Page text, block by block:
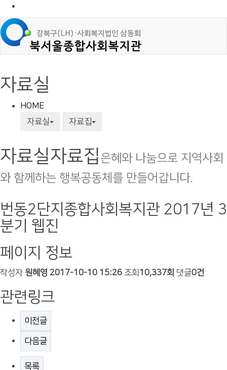
자료실
HOME
자료실
자료집
자료실자료집은혜와 나눔으로 지역사회
와 함께하는 행복공동체를 만들어갑니다.
번동2단지종합사회복지관 2017년 3
분기 웹진
페이지 정보
작성자 원혜영 2017-10-10 15:26 조회 10,337회 댓글0건
관련링크
이전글
다음글
목록